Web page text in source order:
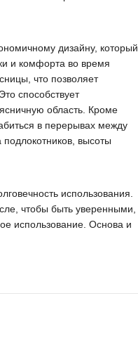
дизайну, который
и комфорта во время
что позволяет
способствует
область. Кроме
в перерывах между
высоты
использования.
чтобы быть уверенными,
использование. Основа и